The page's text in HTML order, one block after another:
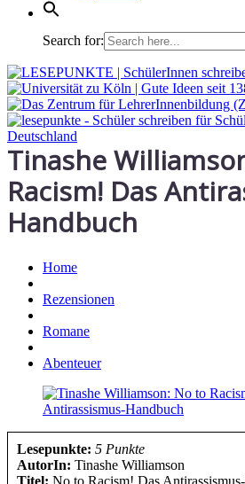
Search for:
Tinashe
Racism! Das
Handbuch
Home
Rezensionen
Romane
Abenteuer
Lesepunkte: 5 Punkte
AutorIn: Tinashe Williamson
Titel: No to Racism! Das